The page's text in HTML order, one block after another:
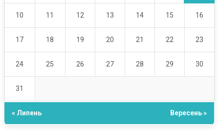
10 11 12 13 14 15 16
17 18 19 20 21 22 23
24 25 26 27 28 29 30
31
« Липень Вересень »